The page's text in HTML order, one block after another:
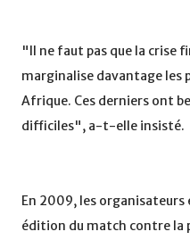
"Il ne faut pas que la crise
marginalise davantage les
Afrique. Ces derniers ont
difficiles", a-t-elle insisté.
En 2009, les
édition du match contre la